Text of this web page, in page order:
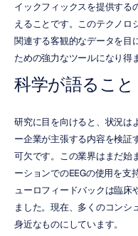
イックフィックスを提供する
えることです。このテクノロ
関連する客観的なデータを目
ための強力なツールになり得
科学が語ること
研究に目を向けると、状況は
ー企業が主張する内容を検
可欠です。この業界はまだ始
ーションでのEEGの使用を支
ューロフィードバックは臨床
ました。現在、多くのコンシ
身近なものにしています。